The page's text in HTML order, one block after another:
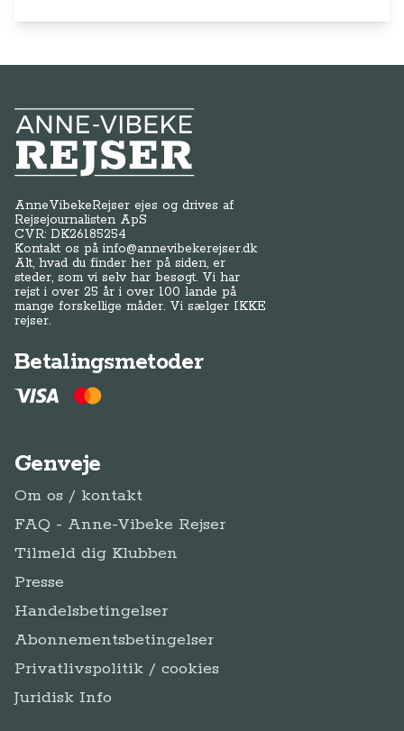
Anne-Vibeke Rejser
AnneVibekeRejser ejes og drives af
Rejsejournalisten ApS
CVR: DK26185254
Kontakt os påinfo@annevibekerejser.dk
Alt, hvad du finder her på siden, er
steder, som vi selv har besøgt. Vi har
rejst i over 25 år i over 100 lande på
mange forskellige måder. Vi sælger IKKE
rejser.
Betalingsmetoder
Genveje
Om os / kontakt
FAQ - Anne-Vibeke Rejser
Tilmeld dig Klubben
Presse
Handelsbetingelser
Abonnementsbetingelser
Privatlivspolitik / cookies
Juridisk Info